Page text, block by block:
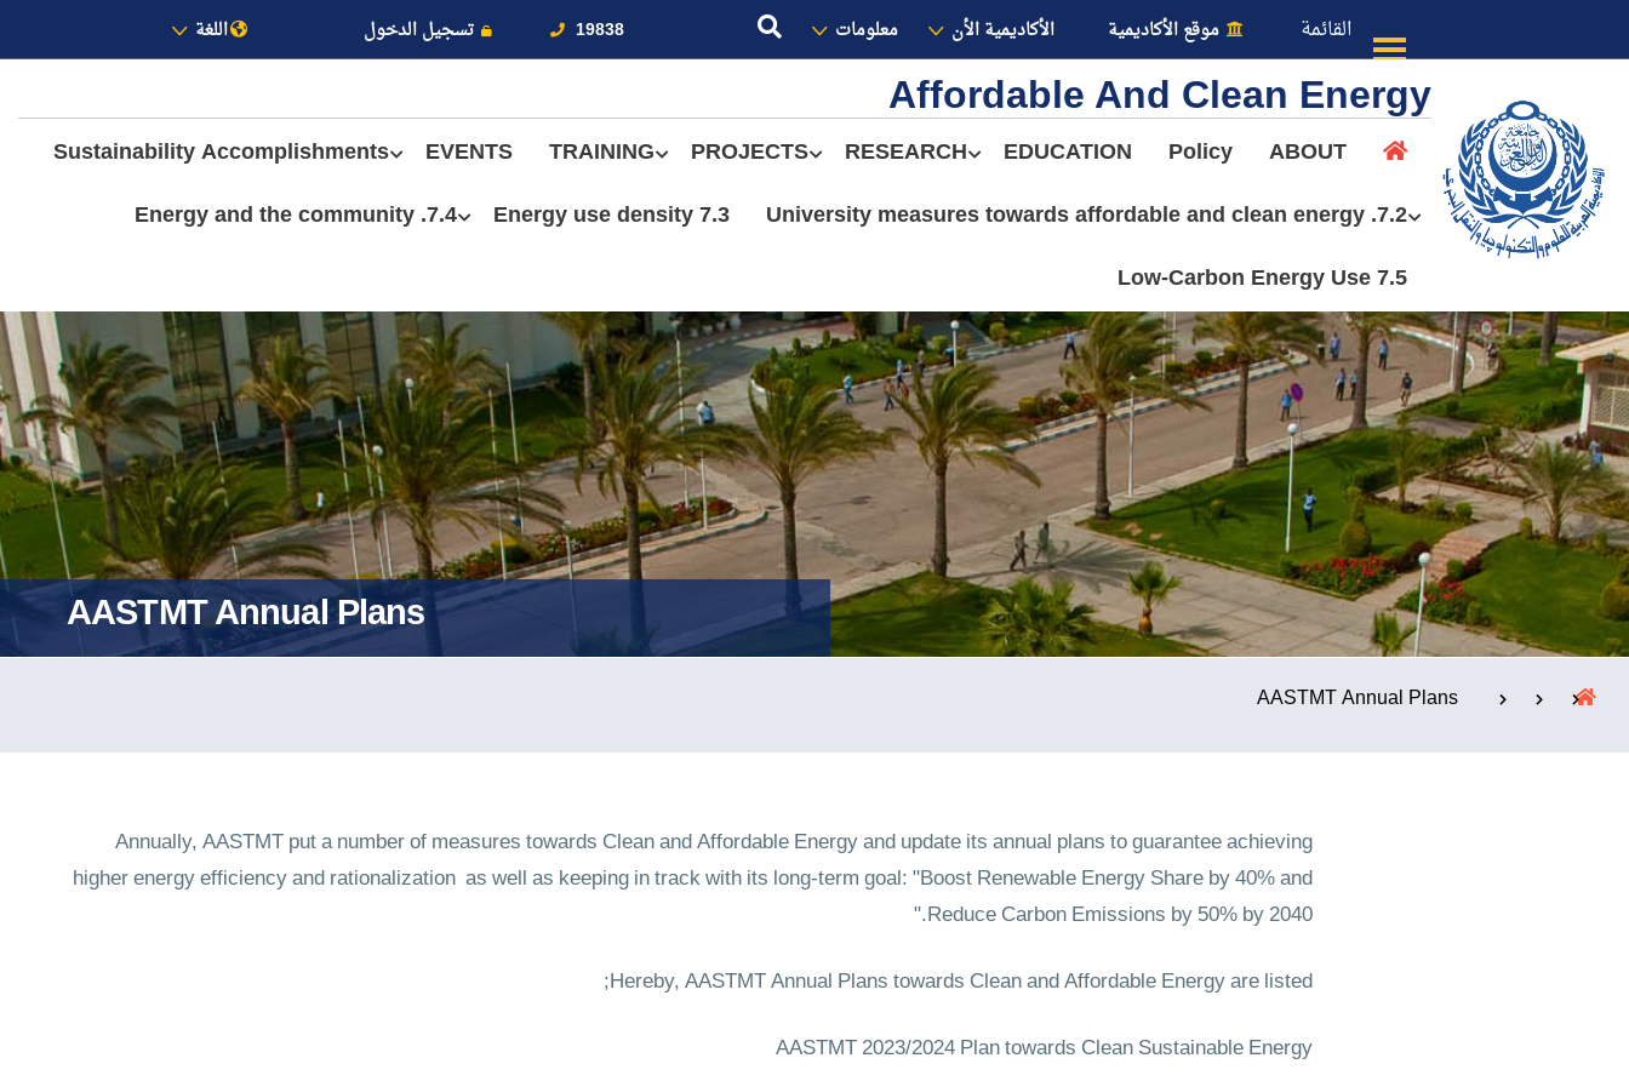
19838 تسجيل الدخول اللغة موقع الأكاديمية الأكاديمية الأن معلومات القائمة
عن الأكاديمية
القبول والتسجيل
الدراسات الأكاديمية
طلبة الأكاديمية
البحث العلمي
التدريب والخدمة المجتمعية
الإستشارات
Affordable And Clean Energy
ABOUT
Policy
EDUCATION
RESEARCH
PROJECTS
TRAINING
EVENTS
Sustainability Accomplishments
7.2. University measures towards affordable and clean energy
7.3 Energy use density
7.4. Energy and the community
7.5 Low-Carbon Energy Use
AASTMT Annual Plans
AASTMT Annual Plans
Annually, AASTMT put a number of measures towards Clean and Affordable Energy and update its annual plans to guarantee achieving
higher energy efficiency and rationalization as well as keeping in track with its long-term goal: "Boost Renewable Energy Share by 40% and
Reduce Carbon Emissions by 50% by 2040."
Hereby, AASTMT Annual Plans towards Clean and Affordable Energy are listed;
AASTMT 2023/2024 Plan towards Clean Sustainable Energy